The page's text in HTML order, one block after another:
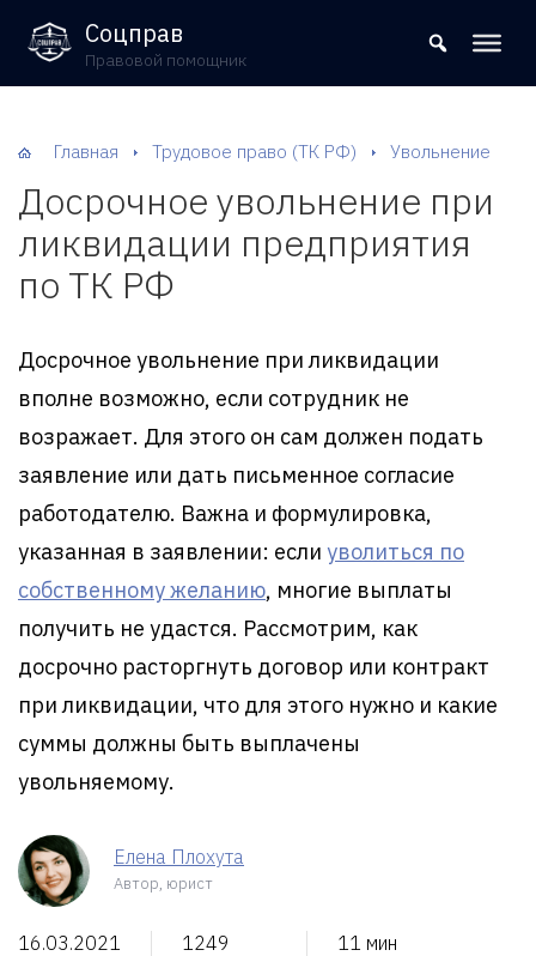
8 (800) 302-09-37
Соцправ
Правовой помощник
Главная Трудовое право (ТК РФ) Увольнение
Досрочное увольнение при
ликвидации предприятия
по ТК РФ
Досрочное увольнение при ликвидации
вполне возможно, если сотрудник не
возражает. Для этого он сам должен подать
заявление или дать письменное согласие
работодателю. Важна и формулировка,
указанная в заявлении: если уволиться по
собственному желанию, многие выплаты
получить не удастся. Рассмотрим, как
досрочно расторгнуть договор или контракт
при ликвидации, что для этого нужно и какие
суммы должны быть выплачены
увольняемому.
Елена Плохута
Автор, юрист
16.03.2021 1249 11 мин